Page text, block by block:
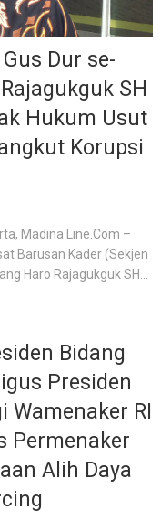
Dur se-
SH
Hukum Usut
Korupsi
Madina Line.Com –
Barusan Kader (Sekjen
Haro Rajagukguk SH...
Bidang
Presiden
Wamenaker RI
Permenaker
Alih Daya